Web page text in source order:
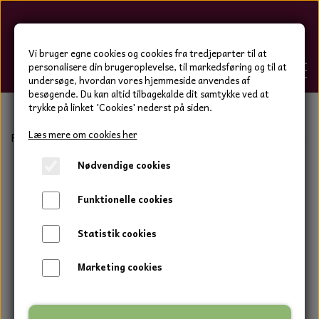
Hygge-Liv
FORSIDE
WEBSHOP
BOLIG OG HAVE
DUFTBLOKKE OG TILBEHØR
DUFT BLOKKE
VINDSPIL
HJEMMESKO OG TØJ
HJEMMESKO
RESTSALG
HJEMMESKO OG TØJ
HJEMMESKO
LÆDER BÆLTER - TASKER - CAPS
TERMOSTRØMPER LEGGINGS
Forside Bolig og have
Vi bruger egne cookies og cookies fra tredjeparter til at
personalisere din brugeroplevelse, til markedsføring og til at
undersøge, hvordan vores hjemmeside anvendes af
besøgende. Du kan altid tilbagekalde dit samtykke ved at
trykke på linket 'Cookies' nederst på siden.
Læs mere om cookies her
Nødvendige cookies
Funktionelle cookies
Statistik cookies
Marketing cookies